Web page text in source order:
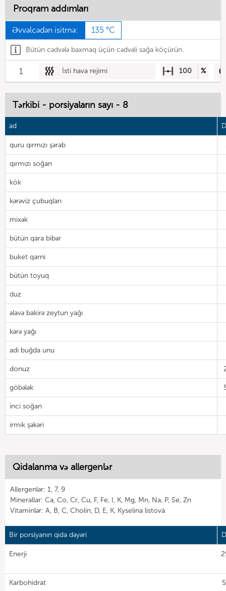
Proqram addımları
Əvvəlcədən isitmə: 135 °C
Bütün cədvələ baxmaq üçün cədvəli sağa köçürün.
1 İsti hava rejimi 100 %
Tərkibi - porsiyaların sayı - 8
ad
quru qırmızı şərab
qırmızı soğan
kök
kərəviz çubuqları
mixək
bütün qara bibər
buket qarni
bütün toyuq
duz
əlavə bakirə zeytun yağı
kərə yağı
adi buğda unu
donuz
göbələk
inci soğan
irmik şəkəri
Qidalanma və allergenlər
Allergenlər: 1, 7, 9
Minerallar: Ca, Co, Cr, Cu, F, Fe, I, K, Mg, Mn, Na, P, Se, Zn
Vitaminlər: A, B, C, Cholin, D, E, K, Kyselina listová
Bir porsiyanın qida dəyəri
Enerji
Karbohidrat